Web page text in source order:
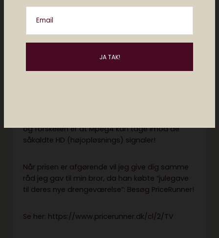
Email
– DVB betyder en digitaltuner, kort fortalt. Det er
den som giver lækre skarpe billeder. Kommer i
er:
og forskellen er at Mpeg4 kan tage imod de
såkaldte HD (højopløsnings) signaler!
Når prisen er afgørende vil jeg give dig samme
råd jeg gav til min bror, da han købte “julegave
til deres nye drengeværelse”: Besøg PriceRunner!
Se her: https://www.pricerunner.dk/cl/2/TV